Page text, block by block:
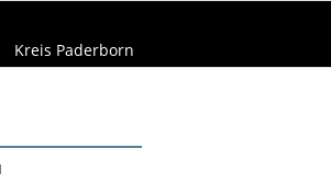
Kreis Paderborn